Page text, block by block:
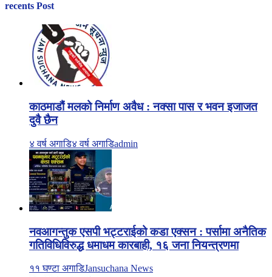
recents Post
काठमाडौं मलको निर्माण अवैध : नक्सा पास र भवन इजाजत
दुवै छैन
४ वर्ष अगाडि४ वर्ष अगाडिadmin
नवआगन्तुक एसपी भट्टराईको कडा एक्सन : पर्सामा अनैतिक
गतिविधिविरुद्ध धमाधम कारबाही, १६ जना नियन्त्रणमा
११ घण्टा अगाडिJansuchana News